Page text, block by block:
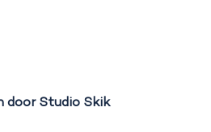
door Studio Skik